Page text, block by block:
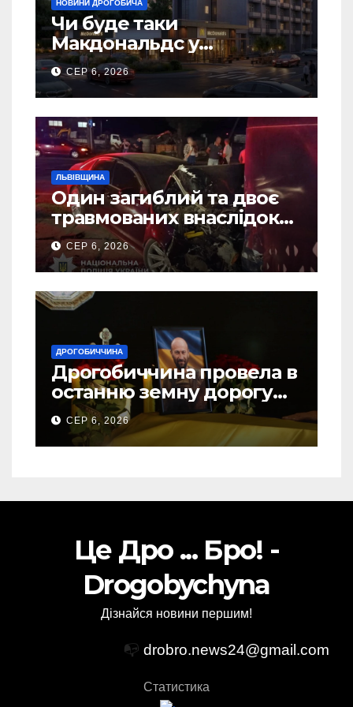
НОВИНИ ДРОГОБИЧА
Чи буде таки
Макдональдс у
Дрогобичі? (Фото)
СЕР 6, 2026
ЛЬВІВЩИНА
Один загиблий та двоє
травмованих внаслідок
ДТП на Самбірщині
СЕР 6, 2026
ДРОГОБИЧЧИНА
Дрогобиччина провела в
останню земну дорогу
свого Захисника – Олега
Торського
СЕР 6, 2026
Це Дро ... Бро! -
Drogobychyna
Дізнайся новини першим!
📭 drobro.news24@gmail.com
Статистика